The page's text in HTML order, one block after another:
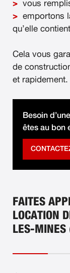
vous
emportons
qu’elle contient
Cela vous
de
et rapidement.
Besoin
êtes au bon
FAITES
LOCATION
LES-MINES